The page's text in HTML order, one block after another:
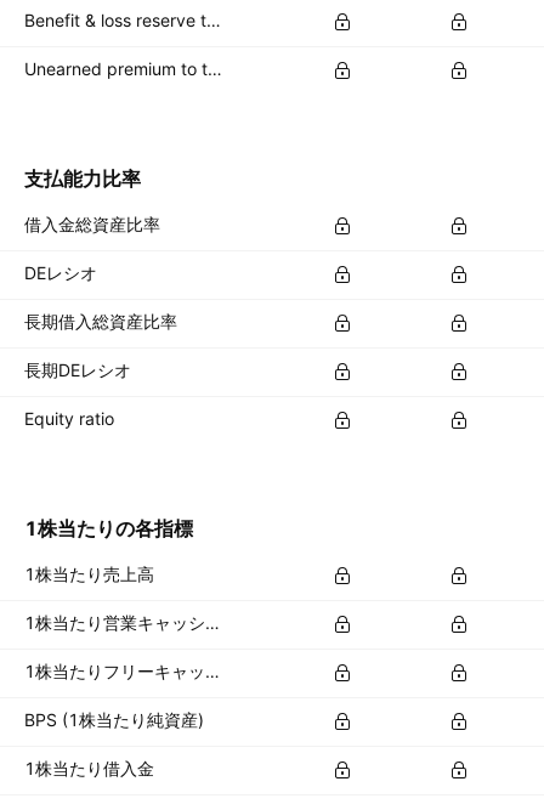
Benefit & loss reserve to total capital %
Unearned premium to total capital %
支払能力比率
借入金総資産比率
DEレシオ
長期借入総資産比率
長期DEレシオ
Equity ratio
1株当たりの各指標
1株当たり売上高
1株当たり営業キャッシュフロー
1株当たりフリーキャッシュフロー
BPS (1株当たり純資産)
1株当たり借入金